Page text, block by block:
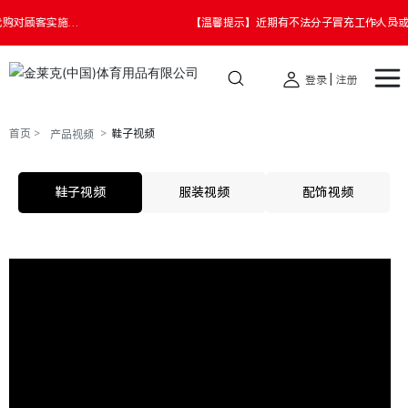
【温馨提示】近期有不法分子冒充工作人员或代购对顾客实施诈
登录
注册
首页 产品视频 鞋子视频
鞋子视频 服装视频 配饰视频